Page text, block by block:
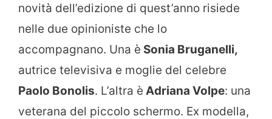
novità dell’edizione di quest’anno risiede
nelle due opinioniste che lo
accompagnano. Una è Sonia Bruganelli,
autrice televisiva e moglie del celebre
Paolo Bonolis. L’altra è Adriana Volpe: una
veterana del piccolo schermo. Ex modella,